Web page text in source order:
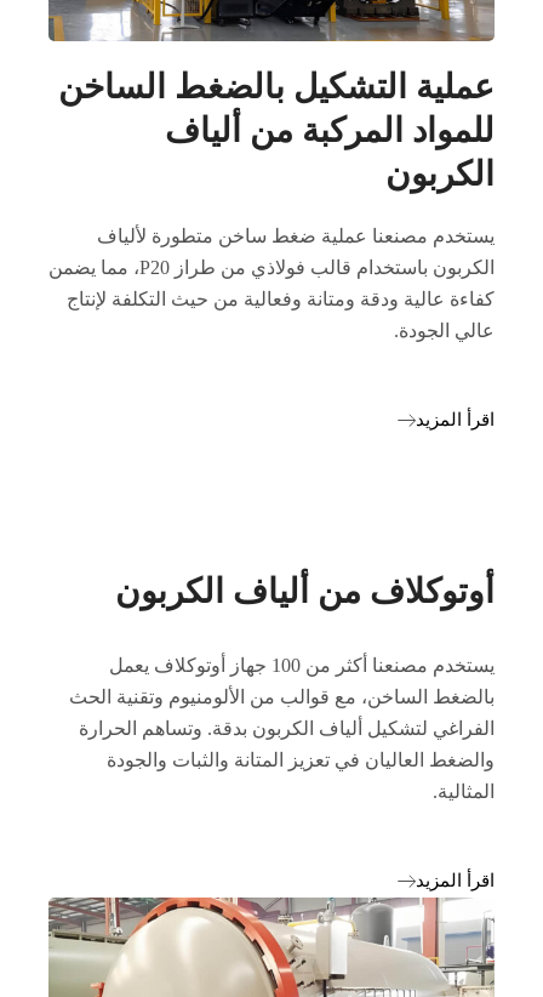
عملية التشكيل بالضغط الساخن
للمواد المركبة من ألياف
الكربون
يستخدم مصنعنا عملية ضغط ساخن متطورة لألياف
الكربون باستخدام قالب فولاذي من طراز P20، مما يضمن
كفاءة عالية ودقة ومتانة وفعالية من حيث التكلفة لإنتاج
عالي الجودة.
اقرأ المزيد
أوتوكلاف من ألياف الكربون
يستخدم مصنعنا أكثر من 100 جهاز أوتوكلاف يعمل
بالضغط الساخن، مع قوالب من الألومنيوم وتقنية الحث
الفراغي لتشكيل ألياف الكربون بدقة. وتساهم الحرارة
والضغط العاليان في تعزيز المتانة والثبات والجودة
المثالية.
اقرأ المزيد